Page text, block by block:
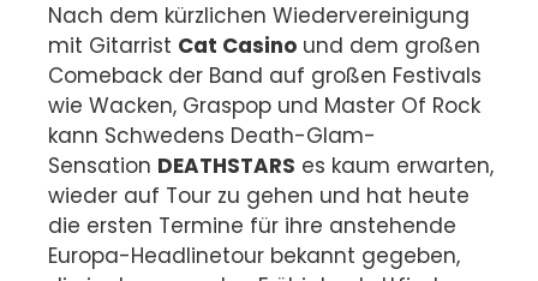
Nach dem kürzlichen Wiedervereinigung
mit Gitarrist Cat Casino und dem großen
Comeback der Band auf großen Festivals
wie Wacken, Graspop und Master Of Rock
kann Schwedens Death-Glam-
Sensation DEATHSTARS es kaum erwarten,
wieder auf Tour zu gehen und hat heute
die ersten Termine für ihre anstehende
Europa-Headlinetour bekannt gegeben,